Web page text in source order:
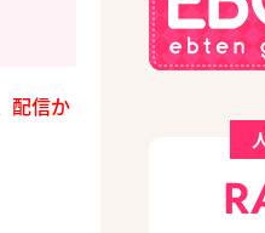
配信か